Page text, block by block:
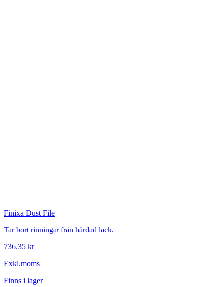
Finixa Dust File
Tar bort rinningar från härdad lack.
736.35 kr
Exkl.moms
Finns i lager